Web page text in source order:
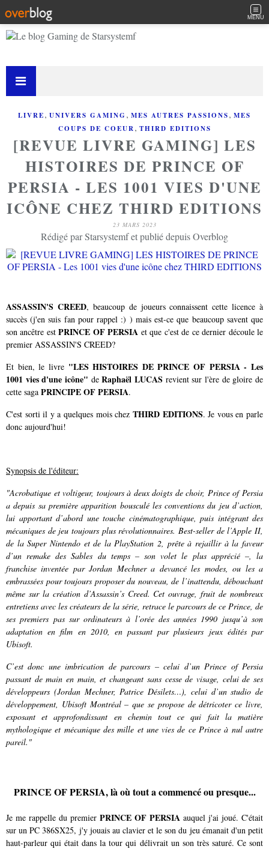
MENU
LIVRE, UNIVERS GAMING , MES AUTRES PASSIONS, MES
COUPS DE COEUR, THIRD EDITIONS
[REVUE LIVRE GAMING] LES
HISTOIRES DE PRINCE OF
PERSIA - LES 1001 VIES D'UNE
ICÔNE CHEZ THIRD EDITIONS
23 MARS 2023
Rédigé par Starsystemf et publié depuis Overblog
ASSASSIN'S CREED, beaucoup de joueurs connaissent cette licence à
succès (j'en suis fan pour rappel :) ) mais est-ce que beaucoup savent que
son ancêtre estPRINCE OF PERSIA et que c'est de ce dernier découle le
premier ASSASSIN'S CREED?
Et bien, le livre "LES HISTOIRES DE PRINCE OF PERSIA - Les
1001 vies d'une icône" deRaphaël LUCAS revient sur l'ère de gloire de
cette saga PRINCIPE OF PERSIA.
C'est sorti il y a quelques mois chez THIRD EDITIONS. Je vous en parle
donc aujourd'hui!
Synopsis de l'éditeur:
"Acrobatique et voltigeur, toujours à deux doigts de choir, Prince of Persia
a depuis sa première apparition bousculé les conventions du jeu d’action,
lui apportant d’abord une touche cinématographique, puis intégrant des
mécaniques de jeu toujours plus révolutionnaires. Best-seller de l’Apple II,
de la Super Nintendo et de la PlayStation 2, prête à rejaillir à la faveur
d’un remake des Sables du temps – son volet le plus apprécié –, la
franchise inventée par Jordan Mechner a devancé les modes, ou les a
embrassées pour toujours proposer du nouveau, de l’inattendu, débouchant
même sur la création d’Assassin’s Creed. Cet ouvrage, fruit de nombreux
entretiens avec les créateurs de la série, retrace le parcours de ce Prince, de
ses premiers pas sur ordinateurs à l’orée des années 1990 jusqu’à son
adaptation en film en 2010, en passant par plusieurs jeux édités par
Ubisoft.
C’est donc une imbrication de parcours – celui d’un Prince of Persia
passant de main en main, et changeant sans cesse de visage, celui de ses
développeurs (Jordan Mechner, Patrice Désilets…), celui d’un studio de
développement, Ubisoft Montréal – que se propose de détricoter ce livre,
exposant et approfondissant en chemin tout ce qui fait la matière
mythologique et mécanique des mille et une vies de ce Prince à nul autre
pareil."
PRINCE OF PERSIA, là où tout a commencé ou presque...
Je me rappelle du premier PRINCE OF PERSIA auquel j'ai joué. C'était
sur un PC 386SX25, j'y jouais au clavier et le son du jeu émanait d'un petit
haut-parleur qui était dans la tour qui délivrait un son très saturé. Ce sont